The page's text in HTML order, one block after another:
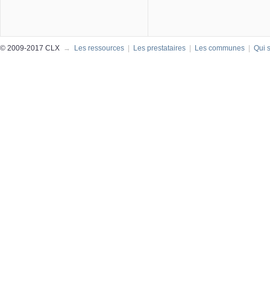
© 2009-2017 CLX → Les ressources | Les prestataires | Les communes | Qui